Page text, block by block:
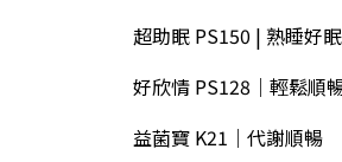
超助眠 PS150 | 熟睡好眠
好欣情 PS128｜輕鬆順
益菌寶 K21｜代謝順暢